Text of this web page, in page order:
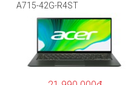
A715-42G-R4ST
NH.QAYSV.004 (R5
5500U/8GB RAM/256GB
SSD/15.6″FHD IPS/GTX1650
4GB/Win10) – Hàng chính